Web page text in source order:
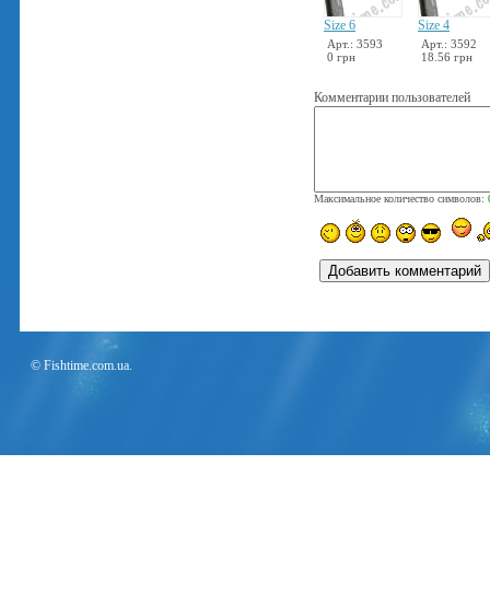
Size 6
Арт.: 3593
0 грн
Size 4
Арт.: 3592
18.56 грн
Комментарии пользователей
Максимальное количество символов:
© Fishtime.com.ua.